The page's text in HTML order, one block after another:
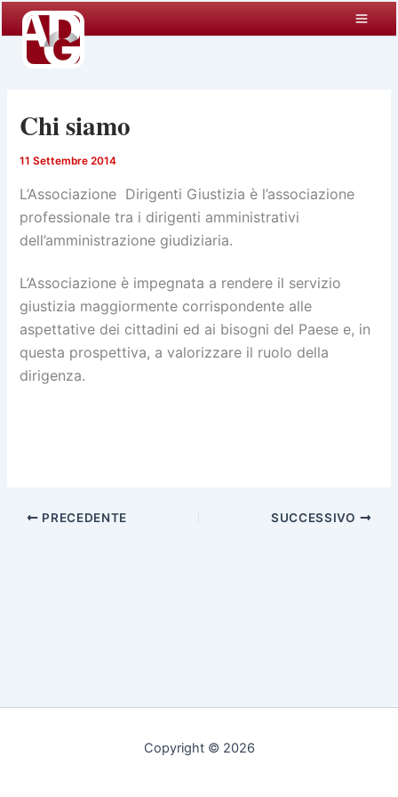
contenuto
Chi siamo
11 Settembre 2014
L’Associazione Dirigenti Giustizia è l’associazione
professionale tra i dirigenti amministrativi
dell’amministrazione giudiziaria.
L’Associazione è impegnata a rendere il servizio
giustizia maggiormente corrispondente alle
aspettative dei cittadini ed ai bisogni del Paese e, in
questa prospettiva, a valorizzare il ruolo della
dirigenza.
PRECEDENTE SUCCESSIVO
Copyright © 2026